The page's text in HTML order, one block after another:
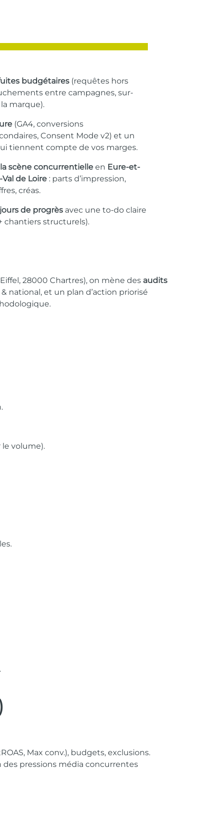
budgétaires (requêtes hors
entre campagnes, sur-
marque).
(GA4, conversions
Consent Mode v2) et un
tiennent compte de vos marges.
scène concurrentielle en Eure-et-
de Loire : parts d’impression,
créas.
de progrès avec une to-do claire
chantiers structurels).
28000 Chartres), on mène des audits
national, et un plan d’action priorisé
volume).
Max conv.), budgets, exclusions.
des pressions média concurrentes